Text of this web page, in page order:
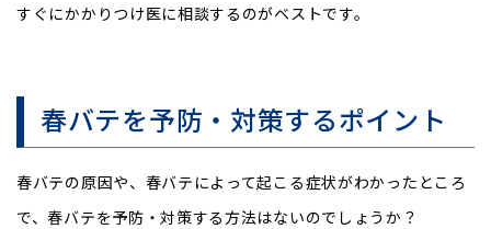
すぐにかかりつけ医に相談するのがベストです。
春バテを予防・対策するポイント
春バテの原因や、春バテによって起こる症状がわかったところ
で、春バテを予防・対策する方法はないのでしょうか？